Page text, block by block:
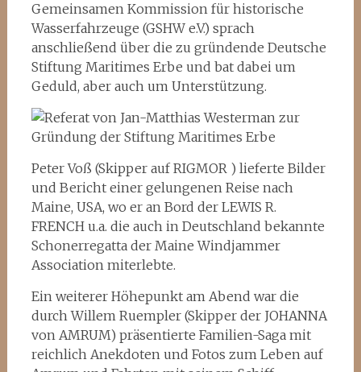
Gemeinsamen Kommission für historische
Wasserfahrzeuge (GSHW e.V.) sprach
anschließend über die zu gründende Deutsche
Stiftung Maritimes Erbe und bat dabei um
Geduld, aber auch um Unterstützung.
Peter Voß (Skipper auf RIGMOR ) lieferte Bilder
und Bericht einer gelungenen Reise nach
Maine, USA, wo er an Bord der LEWIS R.
FRENCH u.a. die auch in Deutschland bekannte
Schonerregatta der Maine Windjammer
Association miterlebte.
Ein weiterer Höhepunkt am Abend war die
durch Willem Ruempler (Skipper der JOHANNA
von AMRUM) präsentierte Familien-Saga mit
reichlich Anekdoten und Fotos zum Leben auf